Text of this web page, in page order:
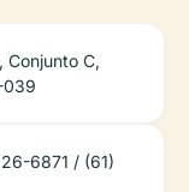
Conjunto C,
039
6871 / (61)